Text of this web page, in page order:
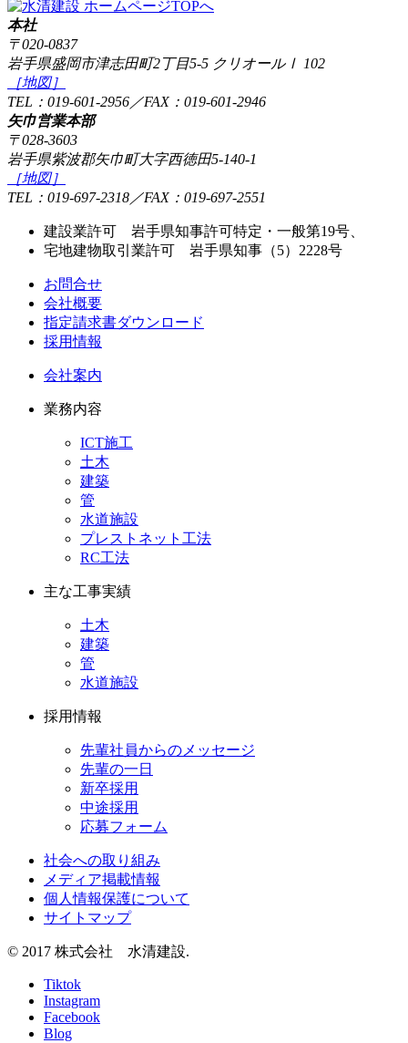
本社
〒020-0837
岩手県盛岡市津志田町2丁目5-5 クリオールⅠ 102
［地図］
TEL ：019-601-2956／FAX：019-601-2946
矢巾営業本部
〒028-3603
岩手県紫波郡矢巾町大字西徳田5-140-1
［地図］
TEL ：019-697-2318／FAX：019-697-2551
建設業許可 岩手県知事許可特定・一般第19号、
宅地建物取引業許可 岩手県知事（5）2228号
お問合せ
会社概要
指定請求書ダウンロード
採用情報
会社案内
業務内容
ICT施工
土木
建築
管
水道施設
プレストネット工法
RC工法
主な工事実績
土木
建築
管
水道施設
採用情報
先輩社員からのメッセージ
先輩の一日
新卒採用
中途採用
応募フォーム
社会への取り組み
メディア掲載情報
個人情報保護について
サイトマップ
© 2017 株式会社 水清建設.
Tiktok
Instagram
Facebook
Blog